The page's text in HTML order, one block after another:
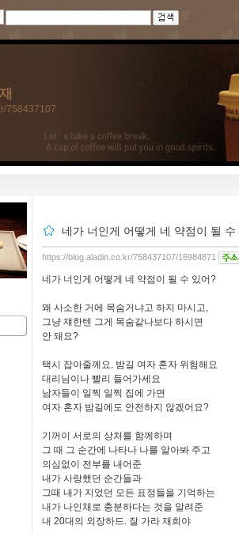
758437107
네가 너인게 어떻게 네 약점이 될 수
https://blog.aladin.co.kr/758437107/16984871
네가 너인게 어떻게 네 약점이 될 수 있어?
왜 사소한 거에 목숨거냐고 하지 마시고,
그냥 쟤한텐 그게 목숨같나보다 하시면
안 돼요?
택시 잡아줄께요. 밤길 여자 혼자 위험해요
대리님이나 빨리 들어가세요
남자들이 일찍 일찍 집에 가면
여자 혼자 밤길에도 안전하지 않겠어요?
기꺼이 서로의 상처를 함께하며
그 때 그 순간에 나타나 나를 알아봐 주고
의심없이 전부를 내어준
내가 사랑했던 순간들과
그때 내가 지었던 모든 표정들을 기억하는
내가 나인채로 충분하다는 것을 알려준
내 20대의 외장하드. 잘 가라 재희야